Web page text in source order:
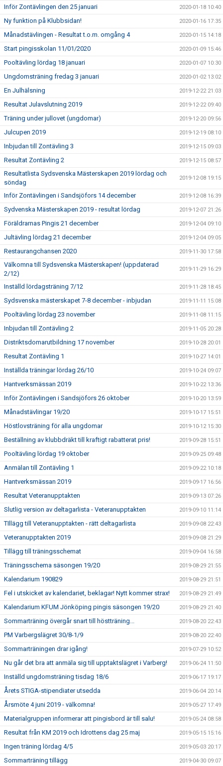
Inför Zontävlingen den 25 januari 2020-01-18 10:40
Ny funktion på Klubbsidan! 2020-01-16 17:35
Månadstävlingen - Resultat t.o.m. omgång 4 2020-01-15 14:18
Start pingisskolan 11/01/2020 2020-01-09 15:46
Pooltävling lördag 18 januari 2020-01-07 10:30
Ungdomsträning fredag 3 januari 2020-01-02 13:02
En Julhälsning 2019-12-22 21:03
Resultat Julavslutning 2019 2019-12-22 09:40
Träning under jullovet (ungdomar) 2019-12-20 09:56
Julcupen 2019 2019-12-19 08:10
Inbjudan till Zontävling 3 2019-12-15 09:03
Resultat Zontävling 2 2019-12-15 08:57
Resultatlista Sydsvenska Mästerskapen 2019 lördag och
söndag
2019-12-08 19:15
Inför Zontävlingen i Sandsjöfors 14 december 2019-12-08 16:39
Sydvenska Mästerskapen 2019 - resultat lördag 2019-12-07 21:26
Föräldrarnas Pingis 21 december 2019-12-04 09:10
Jultävling lördag 21 december 2019-12-04 09:05
Restaurangchansen 2020 2019-11-30 17:58
Välkomna till Sydsvenska Mästerskapen! (uppdaterad
2/12)
2019-11-29 16:29
Inställd lördagsträning 7/12 2019-11-28 18:45
Sydsvenska mästerskapet 7-8 december - inbjudan 2019-11-11 15:08
Pooltävling lördag 23 november 2019-11-08 11:15
Inbjudan till Zontävling 2 2019-11-05 20:28
Distriktsdomarutbildning 17 november 2019-10-28 20:01
Resultat Zontävling 1 2019-10-27 14:01
Inställda träningar lördag 26/10 2019-10-24 09:07
Hantverksmässan 2019 2019-10-22 13:36
Inför Zontävlingen i Sandsjöfors 26 oktober 2019-10-20 13:59
Månadstävlingar 19/20 2019-10-17 15:51
Höstlovsträning för alla ungdomar 2019-10-12 15:30
Beställning av klubbdräkt till kraftigt rabatterat pris! 2019-09-28 15:51
Pooltävling lördag 19 oktober 2019-09-25 09:48
Anmälan till Zontävling 1 2019-09-22 10:18
Hantverksmässan 2019 2019-09-17 16:56
Resultat Veteranupptakten 2019-09-13 07:26
Slutlig version av deltagarlista - Veteranupptakten 2019-09-10 11:14
TIllägg till Veteranupptakten - rätt deltagarlista 2019-09-08 22:43
Veteranupptakten 2019 2019-09-08 21:29
Tillägg till träningsschemat 2019-09-04 16:58
Träningsschema säsongen 19/20 2019-08-29 21:55
Kalendarium 190829 2019-08-29 21:51
Fel i utskicket av kalendariet, beklagar! Nytt kommer strax! 2019-08-29 21:49
Kalendarium KFUM Jönköping pingis säsongen 19/20 2019-08-29 21:40
Sommarträning övergår snart till höstträning... 2019-08-20 22:43
PM Varbergslägret 30/8-1/9 2019-08-20 22:40
Sommarträningen drar igång! 2019-07-29 10:52
Nu går det bra att anmäla sig till upptaktslägret i Varberg! 2019-06-24 11:50
Inställd ungdomsträning tisdag 18/6 2019-06-17 19:17
Årets STIGA-stipendiater utsedda 2019-06-04 20:14
Årsmöte 4 juni 2019 - välkomna! 2019-05-27 17:49
Materialgruppen informerar att pingisbord är till salu! 2019-05-24 08:58
Resultat från KM 2019 och Idrottens dag 25 maj 2019-05-15 15:16
Ingen träning lördag 4/5 2019-05-03 20:17
Sommarträning tillägg 2019-04-30 09:07